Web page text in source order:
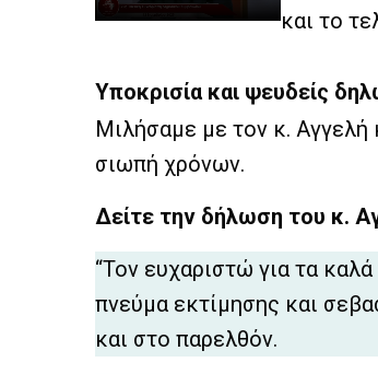
και το
Υποκρισία και ψευδείς
Μιλήσαμε με τον κ.
σιωπή χρόνων.
Δείτε την δήλωση του κ.
“Τον ευχαριστώ για τα
πνεύμα εκτίμησης και
και στο παρελθόν.